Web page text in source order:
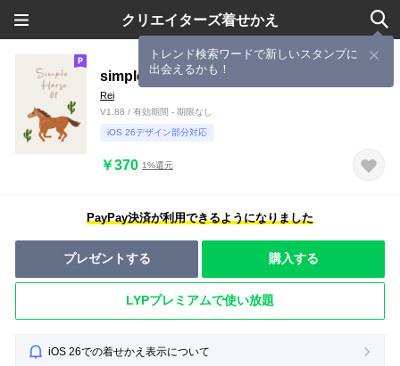
クリエイターズ着せかえ
トレンド検索ワードで新しいスタンプに
出会えるかも！
simple Horse_01
Rei
V1.88 / 有効期間 - 期限なし
iOS 26デザイン部分対応
￥370 1%還元
PayPay決済が利用できるようになりました
プレゼントする 購入する
LYPプレミアムで使い放題
iOS 26での着せかえ表示について